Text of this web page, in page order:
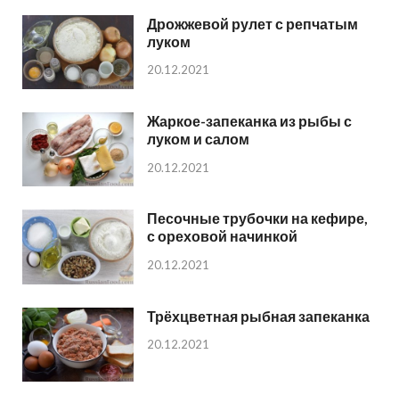
Дрожжевой рулет с репчатым
луком
20.12.2021
Жаркое-запеканка из рыбы с
луком и салом
20.12.2021
Песочные трубочки на кефире,
с ореховой начинкой
20.12.2021
Трёхцветная рыбная запеканка
20.12.2021